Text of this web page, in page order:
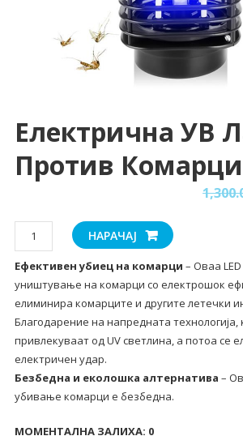
Електрична УВ
Против Комарци
Електрична
УВ
ламба
против
комарци
количина
НАРАЧАЈ
Ефективен убиец на комарци – Оваа
уништување на комарци со електрошок
елиминира комарците и другите летечки
Благодарение на напредната технологија,
привлекуваат од UV светлина, а потоа се
електричен удар.
Безбедна и еколошка алтернатива –
убивање комарци е безбедна.
МОМЕНТАЛНА ЗАЛИХА: 0